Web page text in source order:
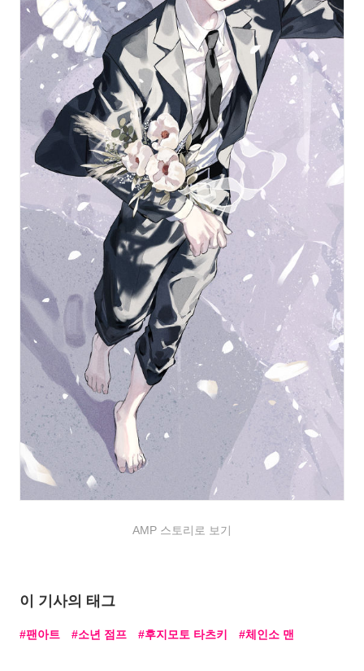
AMP 스토리로 보기
이 기사의 태그
팬아트 소년 점프 후지모토 타츠키 체인소 맨